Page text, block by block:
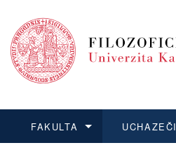
FAKULTA UCHAZEČI